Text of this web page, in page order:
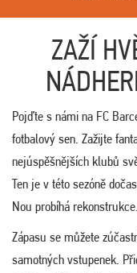
ZAŽÍ
Pojďte s námi na FC
fotbalový sen. Zažijte
nejúspěšnějších klubů
Ten je v této sezóně
Nou probíhá rekonstrukce.
Zápasu se můžete
samotných vstupenek.